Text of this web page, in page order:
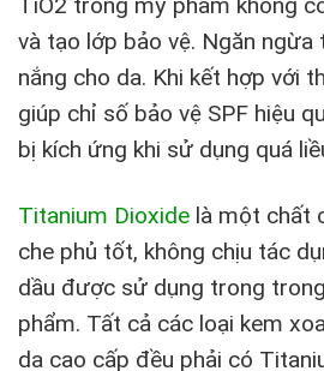
và tạo lớp bảo vệ. Ngăn
nắng cho da. Khi kết hợp với
giúp chỉ số bảo vệ SPF hiệu
bị kích ứng khi sử dụng quá
Titanium Dioxide là một chất
che phủ tốt, không chịu tác
dầu được sử dụng trong
phẩm. Tất cả các loại kem
da cao cấp đều phải có